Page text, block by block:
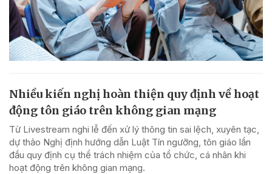
Nhiều kiến nghị hoàn thiện quy định về hoạt
động tôn giáo trên không gian mạng
Từ Livestream nghi lễ đến xử lý thông tin sai lệch, xuyên tạc,
dự thảo Nghị định hướng dẫn Luật Tín ngưỡng, tôn giáo lần
đầu quy định cụ thể trách nhiệm của tổ chức, cá nhân khi
hoạt động trên không gian mạng.